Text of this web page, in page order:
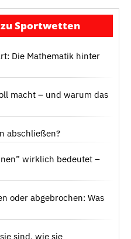
Sportwetten
Die Mathematik hinter
macht – und warum das
abschließen?
wirklich bedeutet –
oder abgebrochen: Was
sind, wie sie